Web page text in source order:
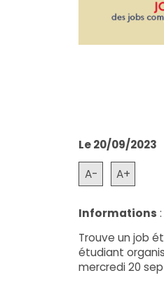
Le 20/09/2023
A-
A+
Informations :
Trouve un job
étudiant
mercredi 20